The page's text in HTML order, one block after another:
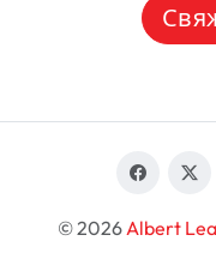
© 2026 Albert